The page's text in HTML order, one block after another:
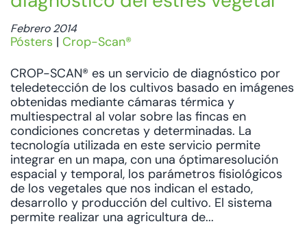
Febrero 2014
Pósters | Crop-Scan®
CROP-SCAN® es un servicio de diagnóstico por
teledetección de los cultivos basado en imágenes
obtenidas mediante cámaras térmica y
multiespectral al volar sobre las fincas en
condiciones concretas y determinadas. La
tecnología utilizada en este servicio permite
integrar en un mapa, con una óptimaresolución
espacial y temporal, los parámetros fisiológicos
de los vegetales que nos indican el estado,
desarrollo y producción del cultivo. El sistema
permite realizar una agricultura de...